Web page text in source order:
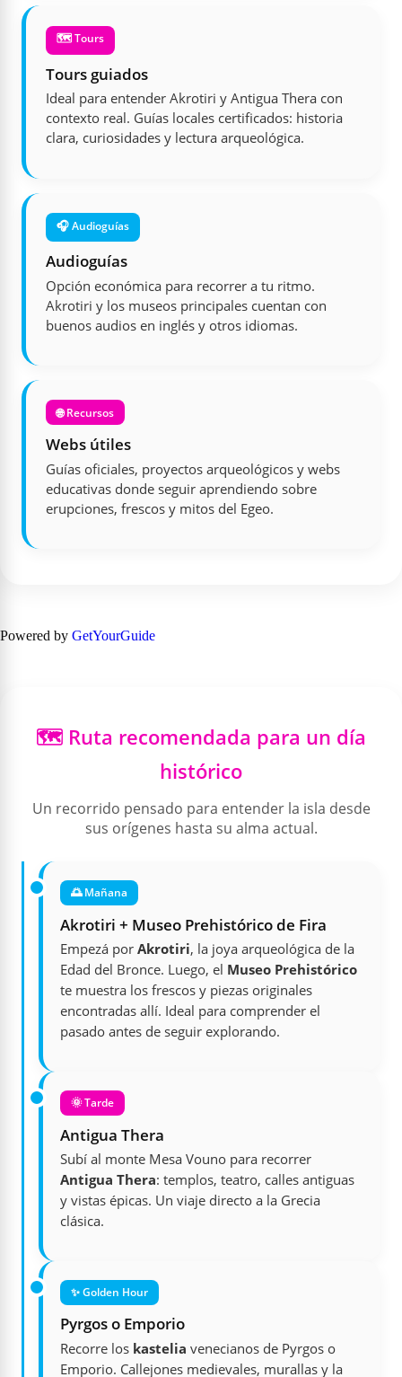
🗺️ Tours
Tours guiados
Ideal para entender Akrotiri y Antigua Thera con
contexto real. Guías locales certificados: historia
clara, curiosidades y lectura arqueológica.
🎧 Audioguías
Audioguías
Opción económica para recorrer a tu ritmo.
Akrotiri y los museos principales cuentan con
buenos audios en inglés y otros idiomas.
🌐 Recursos
Webs útiles
Guías oficiales, proyectos arqueológicos y webs
educativas donde seguir aprendiendo sobre
erupciones, frescos y mitos del Egeo.
Powered by GetYourGuide
🗺️ Ruta recomendada para un día
histórico
Un recorrido pensado para entender la isla desde
sus orígenes hasta su alma actual.
🌅 Mañana
Akrotiri + Museo Prehistórico de Fira
Empezá porAkrotiri, la joya arqueológica de la
Edad del Bronce. Luego, el Museo Prehistórico
te muestra los frescos y piezas originales
encontradas allí. Ideal para comprender el
pasado antes de seguir explorando.
🌞 Tarde
Antigua Thera
Subí al monte Mesa Vouno para recorrer
Antigua Thera: templos, teatro, calles antiguas
y vistas épicas. Un viaje directo a la Grecia
clásica.
✨ Golden Hour
Pyrgos o Emporio
Recorre los kastelia venecianos de Pyrgos o
Emporio. Callejones medievales, murallas y la